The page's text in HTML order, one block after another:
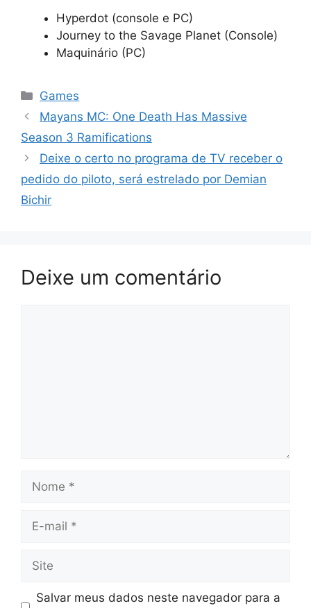
Hyperdot (console e PC)
Journey to the Savage Planet (Console)
Maquinário (PC)
Categorias
Games
Mayans MC: One Death Has Massive
Season 3 Ramifications
Deixe o certo no programa de TV receber o
pedido do piloto, será estrelado por Demian
Bichir
Deixe um comentário
Nome
Site
Salvar meus dados neste navegador para a